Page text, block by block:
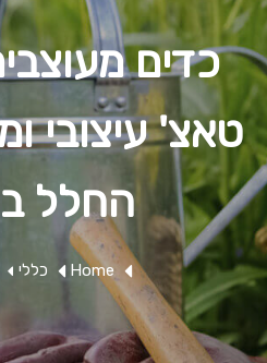
כדים
טאצ' עיצובי
החלל
Home כללי